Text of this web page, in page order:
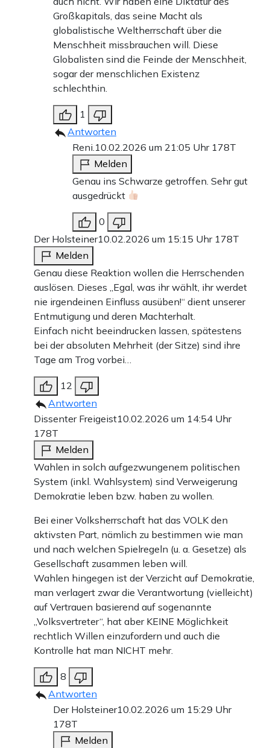
Großkapitals, das seine Macht als
globalistische Weltherrschaft über die
Menschheit missbrauchen will. Diese
Globalisten sind die Feinde der Menschheit,
sogar der menschlichen Existenz
schlechthin.
1
Antworten
Reni. 10.02.2026 um 21:05 Uhr 178T
Melden
Genau ins Schwarze getroffen. Sehr gut
ausgedrückt
0
Der Holsteiner10.02.2026 um 15:15 Uhr 178T
Melden
Genau diese Reaktion wollen die Herrschenden
auslösen. Dieses „Egal, was ihr wählt, ihr werdet
nie irgendeinen Einfluss ausüben!“ dient unserer
Entmutigung und deren Machterhalt.
Einfach nicht beeindrucken lassen, spätestens
bei der absoluten Mehrheit (der Sitze) sind ihre
Tage am Trog vorbei…
12
Antworten
Dissenter Freigeist10.02.2026 um 14:54 Uhr
178T
Melden
Wahlen in solch aufgezwungenem politischen
System (inkl. Wahlsystem) sind Verweigerung
Demokratie leben bzw. haben zu wollen.
Bei einer Volksherrschaft hat das VOLK den
aktivsten Part, nämlich zu bestimmen wie man
und nach welchen Spielregeln (u. a. Gesetze) als
Gesellschaft zusammen leben will.
Wahlen hingegen ist der Verzicht auf Demokratie,
man verlagert zwar die Verantwortung (vielleicht)
auf Vertrauen basierend auf sogenannte
„Volksvertreter“, hat aber KEINE Möglichkeit
rechtlich Willen einzufordern und auch die
Kontrolle hat man NICHT mehr.
8
Antworten
Der Holsteiner10.02.2026 um 15:29 Uhr
178T
Melden